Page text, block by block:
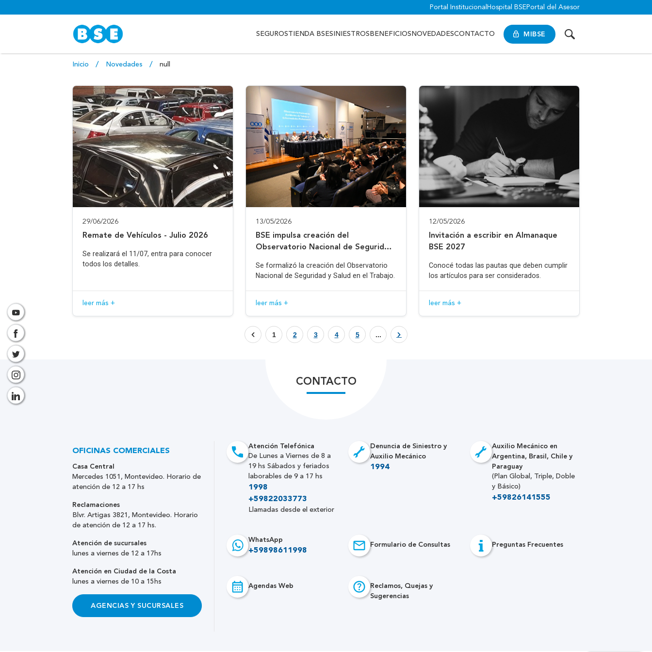
Portal Institucional Hospital BSE Portal del Asesor
MIBSE
SEGUROSTIENDA BSESINIESTROS BENEFICIOS NOVEDADESCONTACTO
Inicio Novedades null
29/06/2026
Remate de Vehículos - Julio 2026
Se realizará el 11/07, entra para conocer
todos los detalles.
leer más +
13/05/2026
BSE impulsa creación del
Observatorio Nacional de Seguridad
Se formalizó la creación del Observatorio
Nacional de Seguridad y Salud en el Trabajo.
leer más +
12/05/2026
Invitación a escribir en Almanaque
BSE 2027
Conocé todas las pautas que deben cumplir
los artículos para ser considerados.
leer más +
1 2 3 4 5 ...
CONTACTO
Atención Telefónica
De Lunes a Viernes de 8 a
19 hs Sábados y feriados
laborables de 9 a 17 hs
1998
+59822033773
Llamadas desde el exterior
Denuncia de Siniestro y
Auxilio Mecánico
1994
Auxilio Mecánico en
Argentina, Brasil, Chile y
Paraguay
(Plan Global, Triple, Doble
y Básico)
+59826141555
WhatsApp
+59898611998
Formulario de Consultas Preguntas Frecuentes
Agendas Web
Reclamos, Quejas y
Sugerencias
OFICINAS COMERCIALES
Casa Central
Mercedes 1051, Montevideo. Horario de
atención de 12 a 17 hs
Reclamaciones
Blvr. Artigas 3821, Montevideo. Horario
de atención de 12 a 17 hs.
Atención de sucursales
lunes a viernes de 12 a 17hs
Atención en Ciudad de la Costa
lunes a viernes de 10 a 15hs
AGENCIAS Y SUCURSALES